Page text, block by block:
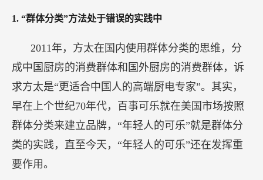
1. “群体分类”方法处于错误的实践中
2011年，方太在国内使用群体分类的思维，分
成中国厨房的消费群体和国外厨房的消费群体，诉
求方太是“更适合中国人的高端厨电专家”。其实，
早在上个世纪70年代，百事可乐就在美国市场按照
群体分类来建立品牌，“年轻人的可乐”就是群体分
类的实践，直至今天，“年轻人的可乐”还在发挥重
要作用。